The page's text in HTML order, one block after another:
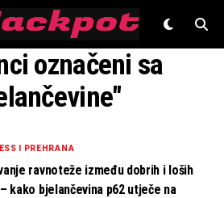
Znanostoznačeni sa
I PREHRANA
ravnoteže između dobrih i loših
kako bjelančevina p62 utječe na